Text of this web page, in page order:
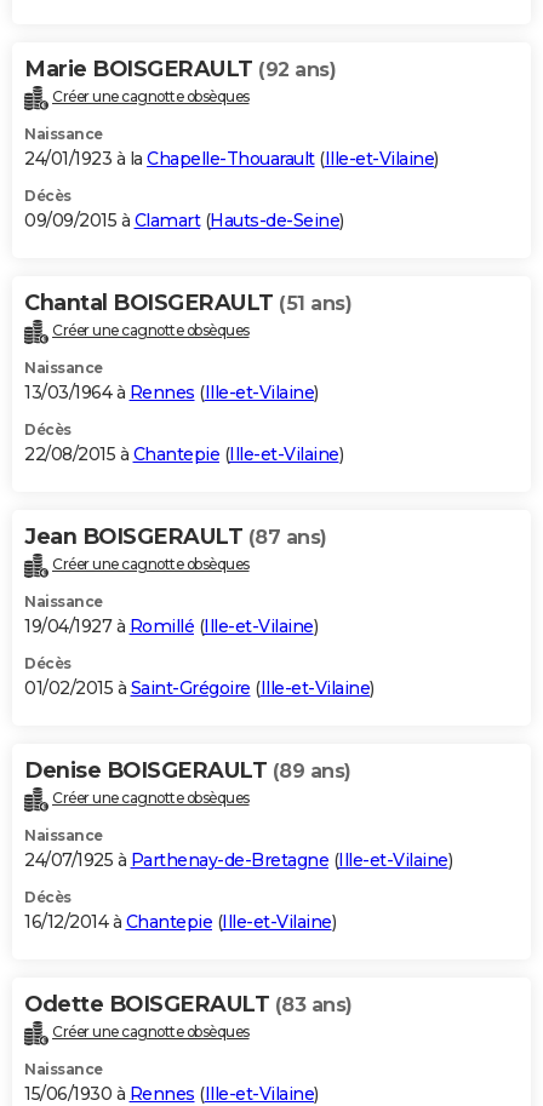
Marie BOISGERAULT (92 ans)
Créer une cagnotte obsèques
Naissance
24/01/1923 à la Chapelle-Thouarault(Ille-et-Vilaine)
Décès
09/09/2015 à Clamart(Hauts-de-Seine)
Chantal BOISGERAULT (51 ans)
Créer une cagnotte obsèques
Naissance
13/03/1964 à Rennes (Ille-et-Vilaine)
Décès
22/08/2015 à Chantepie (Ille-et-Vilaine)
Jean BOISGERAULT (87 ans)
Créer une cagnotte obsèques
Naissance
19/04/1927 à Romillé (Ille-et-Vilaine)
Décès
01/02/2015 à Saint-Grégoire (Ille-et-Vilaine)
Denise BOISGERAULT (89 ans)
Créer une cagnotte obsèques
Naissance
24/07/1925 à Parthenay-de-Bretagne (Ille-et-Vilaine)
Décès
16/12/2014 à Chantepie (Ille-et-Vilaine)
Odette BOISGERAULT (83 ans)
Créer une cagnotte obsèques
Naissance
15/06/1930 à Rennes (Ille-et-Vilaine)